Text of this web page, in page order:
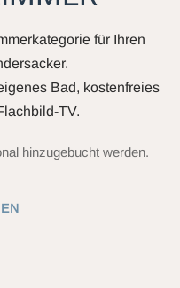
für Ihren
Bad, kostenfreies
TV.
hinzugebucht werden.